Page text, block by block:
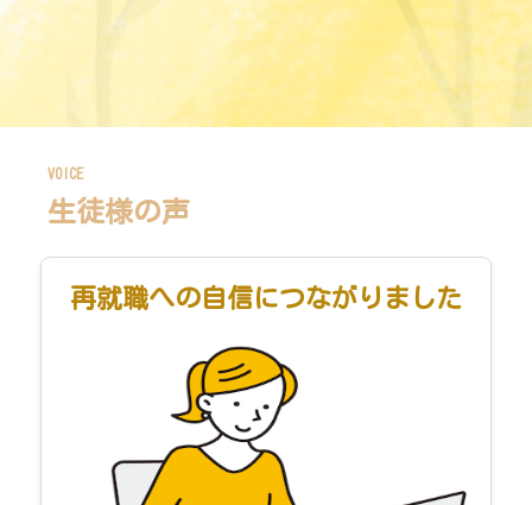
VOICE
生徒様の声
再就職への自信につながりました